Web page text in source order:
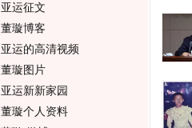
亚运征文
董璇博客
亚运的高清视频
董璇图片
亚运新新家园
董璇个人资料